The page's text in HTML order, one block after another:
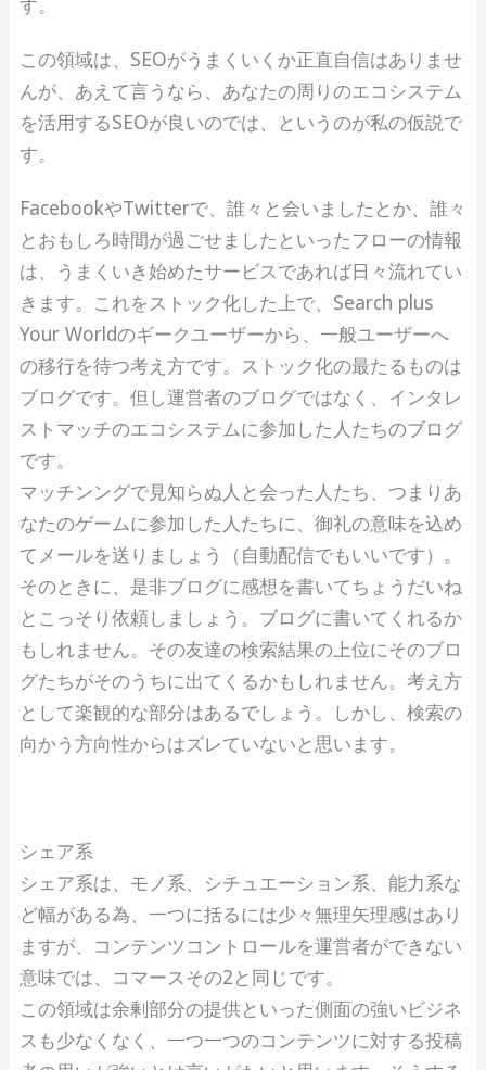
この領域は、SEOがうまくいくか正直自信はありませ
んが、あえて言うなら、あなたの周りのエコシステム
を活用するSEOが良いのでは、というのが私の仮説で
す。
FacebookやTwitterで、誰々と会いましたとか、誰々
とおもしろ時間が過ごせましたといったフローの情報
は、うまくいき始めたサービスであれば日々流れてい
きます。これをストック化した上で、Search plus
Your Worldのギークユーザーから、一般ユーザーへ
の移行を待つ考え方です。ストック化の最たるものは
ブログです。但し運営者のブログではなく、インタレ
ストマッチのエコシステムに参加した人たちのブログ
です。
マッチンングで見知らぬ人と会った人たち、つまりあ
なたのゲームに参加した人たちに、御礼の意味を込め
てメールを送りましょう（自動配信でもいいです）。
そのときに、是非ブログに感想を書いてちょうだいね
とこっそり依頼しましょう。ブログに書いてくれるか
もしれません。その友達の検索結果の上位にそのブロ
グたちがそのうちに出てくるかもしれません。考え方
として楽観的な部分はあるでしょう。しかし、検索の
向かう方向性からはズレていないと思います。
シェア系
シェア系は、モノ系、シチュエーション系、能力系な
ど幅がある為、一つに括るには少々無理矢理感はあり
ますが、コンテンツコントロールを運営者ができない
意味では、コマースその2と同じです。
この領域は余剰部分の提供といった側面の強いビジネ
スも少なくなく、一つ一つのコンテンツに対する投稿